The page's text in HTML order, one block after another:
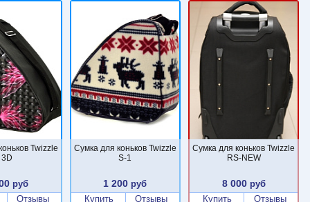
Twizzle
3D
руб
Отзывы
Сумка для коньков Twizzle
S-1
1 200 руб
Купить
Отзывы
Сумка для коньков Twizzle
RS-NEW
8 000руб
Купить
Отзывы